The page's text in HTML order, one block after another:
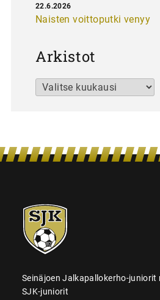
Naisten voittoputki venyy
22.6.2026
Arkistot
Arkistot
SJK-
juniorit
Seinäjoen Jalkapallokerho-juniorit
SJK-juniorit